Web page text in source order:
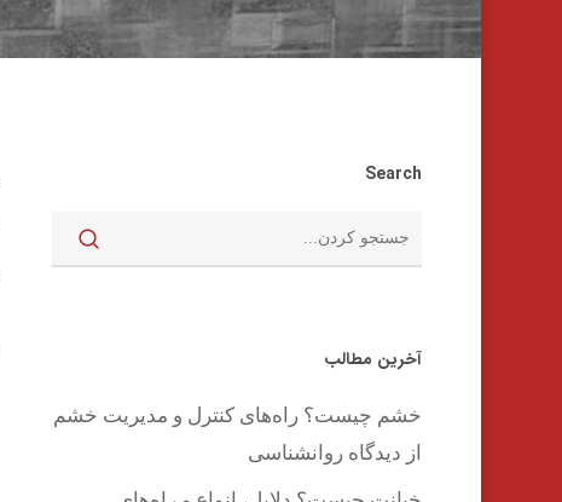
Search
آخرین مطالب
خشم چیست؟ راه‌های کنترل و مدیریت خشم
از دیدگاه روانشناسی